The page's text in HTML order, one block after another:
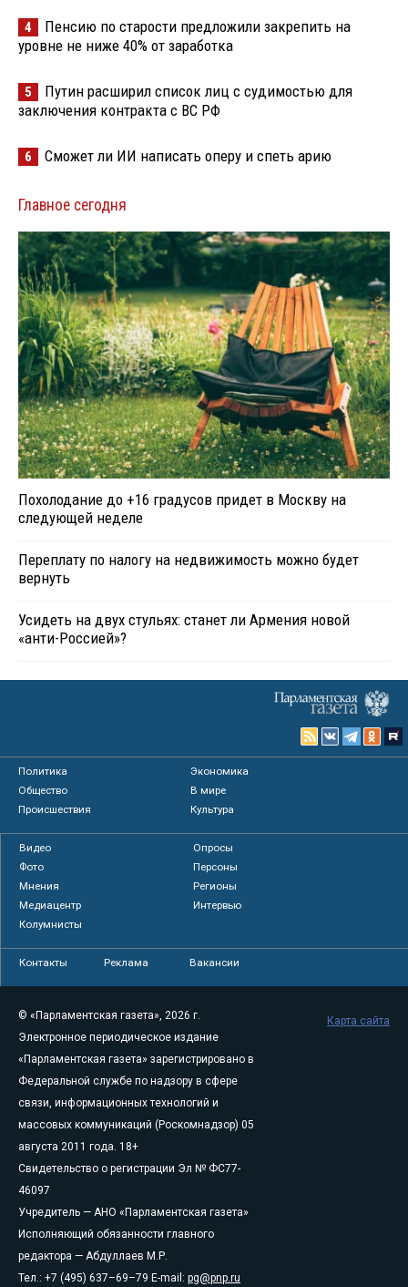
4
Пенсию по старости предложили закрепить на
уровне не ниже 40% от заработка
5
Путин расширил список лиц с судимостью для
заключения контракта с ВС РФ
6 Сможет ли ИИ написать оперу и спеть арию
Главное сегодня
Похолодание до +16 градусов придет в Москву на
следующей неделе
Переплату по налогу на недвижимость можно будет
вернуть
Усидеть на двух стульях: станет ли Армения новой
«анти-Россией»?
Политика
Экономика
Общество
В мире
Происшествия
Культура
Видео
Опросы
Фото
Персоны
Мнения
Регионы
Медиацентр
Интервью
Колумнисты
Контакты Реклама Вакансии
© «Парламентская газета», 2026 г.
Электронное периодическое издание
«Парламентская газета» зарегистрировано в
Федеральной службе по надзору в сфере
связи, информационных технологий и
массовых коммуникаций (Роскомнадзор) 05
августа 2011 года. 18+
Свидетельство о регистрации Эл № ФС77-
46097
Учредитель — АНО «Парламентская газета»
Исполняющий обязанности главного
редактора — Абдуллаев М.Р.
Тел.: +7 (495) 637–69–79 E-mail: pg@pnp.ru
Карта сайта